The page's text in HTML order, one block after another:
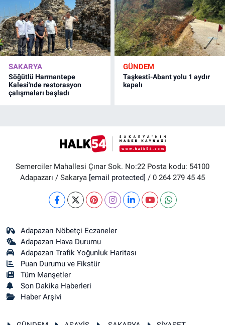
SAKARYA
Söğütlü Harmantepe
Kalesi'nde restorasyon
çalışmaları başladı
GÜNDEM
Taşkesti-Abant yolu 1 aydır
kapalı
Semerciler Mahallesi Çınar Sok. No:22 Posta kodu: 54100
Adapazarı / Sakarya [email protected] / 0 264 279 45 45
Adapazarı Nöbetçi Eczaneler
Adapazarı Hava Durumu
Adapazarı Trafik Yoğunluk Haritası
Puan Durumu ve Fikstür
Tüm Manşetler
Son Dakika Haberleri
Haber Arşivi